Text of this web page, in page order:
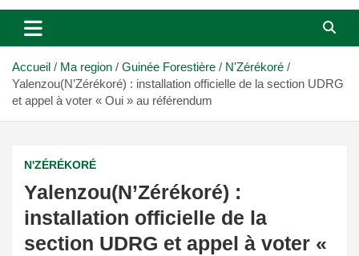
Accueil Ma region Guinée Forestière
N'Zérékoré
Yalenzou(N’Zérékoré) : installation officielle de la section UDRG
et appel à voter « Oui » au référendum
N'ZÉRÉKORÉ
Yalenzou(N’Zérékoré) :
installation officielle de la
section UDRG et appel à voter «